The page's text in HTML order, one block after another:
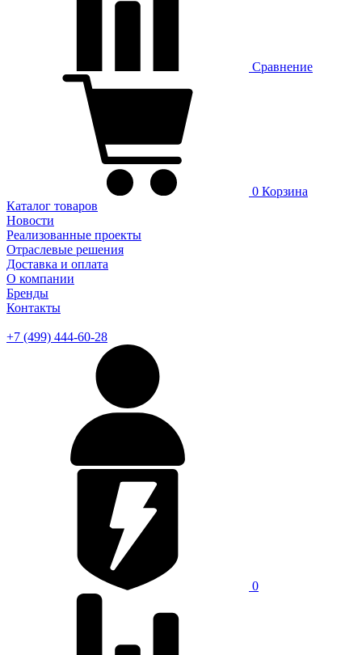
Сравнение
0 Корзина
Каталог товаров
Новости
Реализованные проекты
Отраслевые решения
Доставка и оплата
О компании
Бренды
Контакты
+7 (499) 444-60-28
0